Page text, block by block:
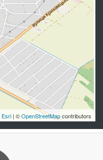
Esri | ©OpenStreetMapcontributors